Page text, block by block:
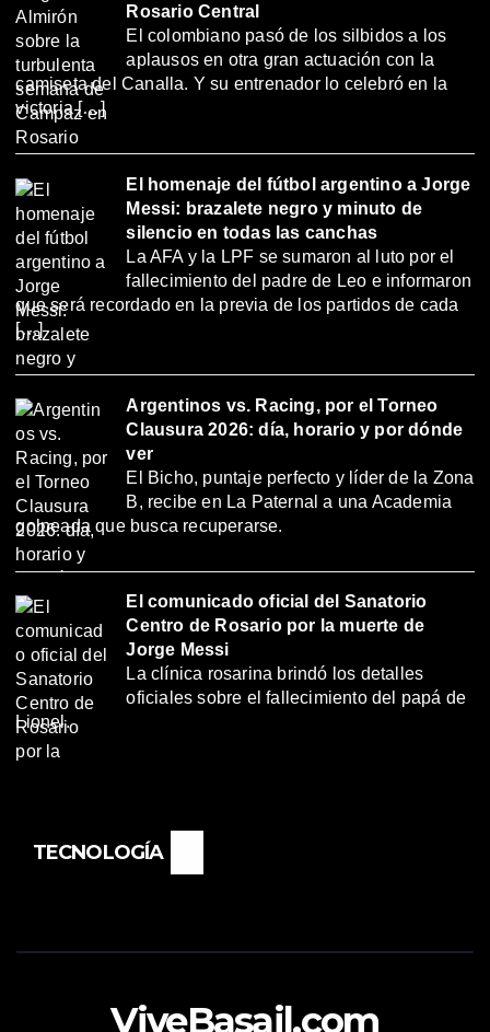
Rosario Central
El colombiano pasó de los silbidos a los
aplausos en otra gran actuación con la
camiseta del Canalla. Y su entrenador lo celebró en la
victoria […]
El homenaje del fútbol argentino a Jorge
Messi: brazalete negro y minuto de
silencio en todas las canchas
La AFA y la LPF se sumaron al luto por el
fallecimiento del padre de Leo e informaron
que será recordado en la previa de los partidos de cada
[…]
Argentinos vs. Racing, por el Torneo
Clausura 2026: día, horario y por dónde
ver
El Bicho, puntaje perfecto y líder de la Zona
B, recibe en La Paternal a una Academia
golpeada que busca recuperarse.
El comunicado oficial del Sanatorio
Centro de Rosario por la muerte de
Jorge Messi
La clínica rosarina brindó los detalles
oficiales sobre el fallecimiento del papá de
Lionel.
TECNOLOGÍA
ViveBasail.com